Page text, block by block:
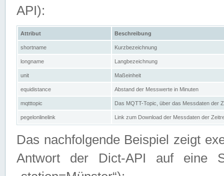
API):
Attribut Beschreibung
shortname Kurzbezeichnung
longname Langbezeichnung
unit Maßeinheit
equidistance Abstand der Messwerte in Minuten
mqtttopic Das MQTT-Topic, über das Messdaten der
pegelonlinelink Link zum Download der Messdaten der
Das nachfolgende Beispiel zeigt
Antwort der Dict-API auf eine